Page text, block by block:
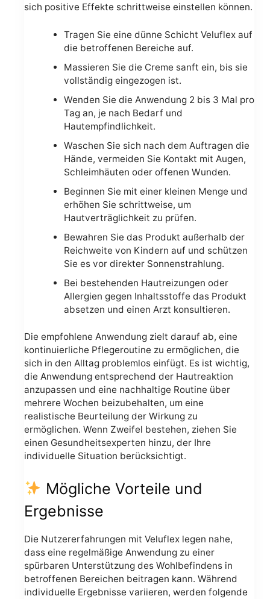
sich positive Effekte schrittweise einstellen können.
Tragen Sie eine dünne Schicht Veluflex auf
die betroffenen Bereiche auf.
Massieren Sie die Creme sanft ein, bis sie
vollständig eingezogen ist.
Wenden Sie die Anwendung 2 bis 3 Mal pro
Tag an, je nach Bedarf und
Hautempfindlichkeit.
Waschen Sie sich nach dem Auftragen die
Hände, vermeiden Sie Kontakt mit Augen,
Schleimhäuten oder offenen Wunden.
Beginnen Sie mit einer kleinen Menge und
erhöhen Sie schrittweise, um
Hautverträglichkeit zu prüfen.
Bewahren Sie das Produkt außerhalb der
Reichweite von Kindern auf und schützen
Sie es vor direkter Sonnenstrahlung.
Bei bestehenden Hautreizungen oder
Allergien gegen Inhaltsstoffe das Produkt
absetzen und einen Arzt konsultieren.
Die empfohlene Anwendung zielt darauf ab, eine
kontinuierliche Pflegeroutine zu ermöglichen, die
sich in den Alltag problemlos einfügt. Es ist wichtig,
die Anwendung entsprechend der Hautreaktion
anzupassen und eine nachhaltige Routine über
mehrere Wochen beizubehalten, um eine
realistische Beurteilung der Wirkung zu
ermöglichen. Wenn Zweifel bestehen, ziehen Sie
einen Gesundheitsexperten hinzu, der Ihre
individuelle Situation berücksichtigt.
Mögliche Vorteile und
Ergebnisse
Die Nutzererfahrungen mit Veluflex legen nahe,
dass eine regelmäßige Anwendung zu einer
spürbaren Unterstützung des Wohlbefindens in
betroffenen Bereichen beitragen kann. Während
individuelle Ergebnisse variieren, werden folgende